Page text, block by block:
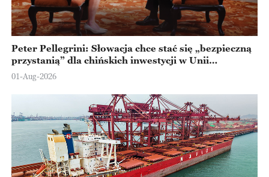
Peter Pellegrini: Słowacja chce stać się „bezpieczną
przystanią” dla chińskich inwestycji w Unii
Europejskiej
01-Aug-2026